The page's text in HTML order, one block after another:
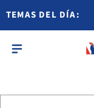
TEMAS DEL DÍA: